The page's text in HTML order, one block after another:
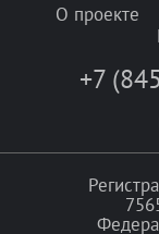
О проекте
+7